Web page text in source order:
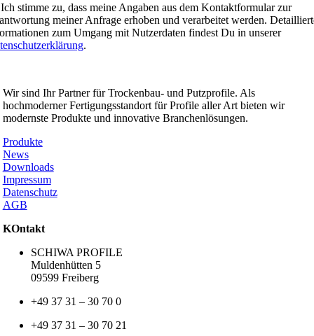
Ich stimme zu, dass meine Angaben aus dem Kontaktformular zur
meiner Anfrage erhoben und verarbeitet werden.
zum Umgang mit Nutzerdaten findest Du in unserer
.
Wir sind Ihr Partner für Trockenbau- und Putzprofile. Als
hochmoderner Fertigungsstandort für Profile aller Art bieten wir
modernste Produkte und innovative Branchenlösungen.
Produkte
News
Downloads
Impressum
Datenschutz
AGB
KOntakt
SCHIWA PROFILE
Muldenhütten 5
09599 Freiberg
+49 37 31 – 30 70 0
+49 37 31 – 30 70 21